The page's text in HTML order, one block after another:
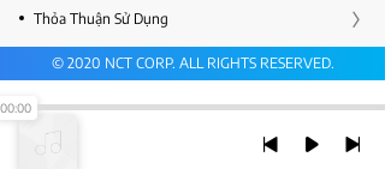
Thỏa Thuận Sử Dụng
© 2020 NCT CORP. ALL RIGHTS RESERVED.
00:00